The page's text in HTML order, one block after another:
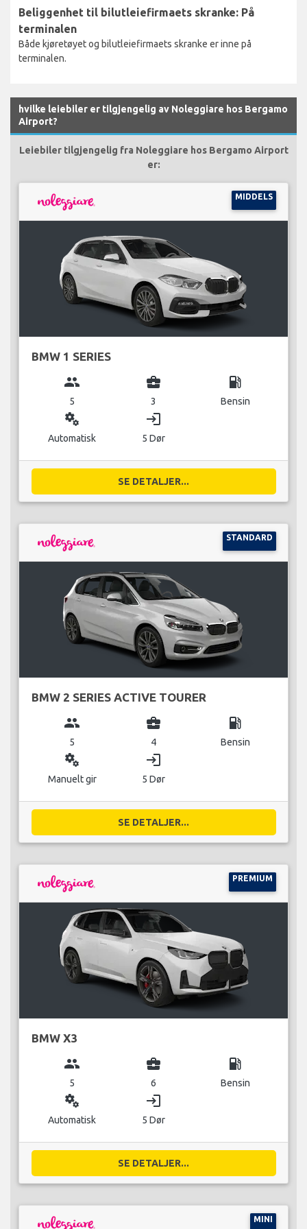
Beliggenhet til bilutleiefirmaets skranke: På
terminalen
Både kjøretøyet og bilutleiefirmaets skranke er inne på
terminalen.
hvilke leiebiler er tilgjengelig av Noleggiare hos Bergamo
Airport?
Leiebiler tilgjengelig fra Noleggiare hos Bergamo Airport
er:
MIDDELS
BMW 1 SERIES
group
5
business_center
3
local_gas_station
Bensin
miscellaneous_services
Automatisk
login
5 Dør
SE DETALJER...
STANDARD
BMW 2 SERIES ACTIVE TOURER
group
5
business_center
4
local_gas_station
Bensin
miscellaneous_services
Manuelt gir
login
5 Dør
SE DETALJER...
PREMIUM
BMW X3
group
5
business_center
6
local_gas_station
Bensin
miscellaneous_services
Automatisk
login
5 Dør
SE DETALJER...
MINI